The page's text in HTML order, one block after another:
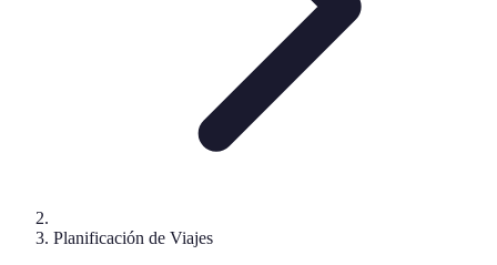
Planificación de Viajes